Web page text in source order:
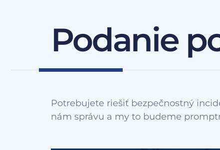
Podanie
Potrebujete riešiť bezpečnostný